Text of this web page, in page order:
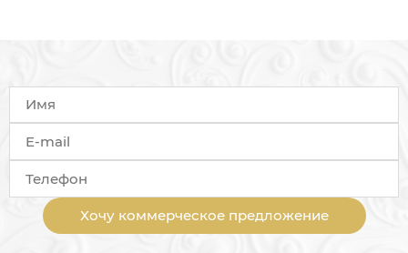
Хочу коммерческое предложение